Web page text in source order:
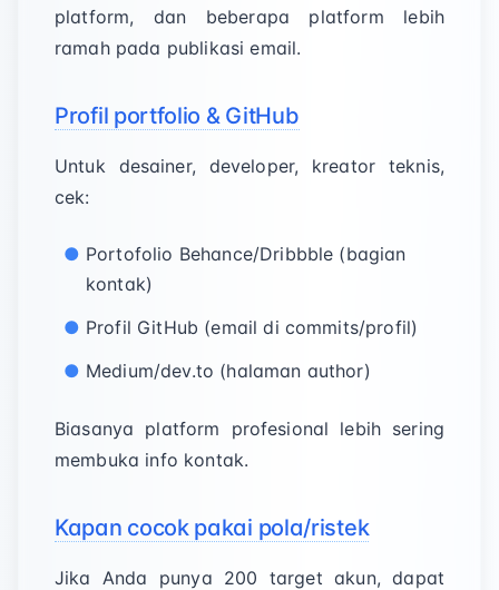
platform, dan beberapa platform lebih
ramah pada publikasi email.
Profil portfolio & GitHub
Untuk desainer, developer, kreator teknis,
cek:
Portofolio Behance/Dribbble (bagian
kontak)
Profil GitHub (email di commits/profil)
Medium/dev.to (halaman author)
Biasanya platform profesional lebih sering
membuka info kontak.
Kapan cocok pakai pola/ristek
Jika Anda punya 200 target akun, dapat